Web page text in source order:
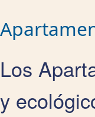
Los
y